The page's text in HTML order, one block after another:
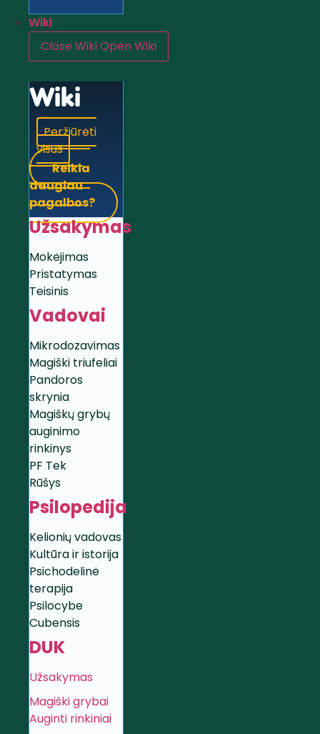
Wiki
Close WikiOpen Wiki
Wiki
Peržiūrėti
visus
Reikia
daugiau
pagalbos?
Užsakymas
Mokėjimas
Pristatymas
Teisinis
Vadovai
Mikrodozavimas
Magiški triufeliai
Pandoros
skrynia
Magiškų grybų
auginimo
rinkinys
PF Tek
Rūšys
Psilopedija
Kelionių vadovas
Kultūra ir istorija
Psichodelinė
terapija
Psilocybe
Cubensis
DUK
Užsakymas
Magiški grybai
Auginti rinkiniai